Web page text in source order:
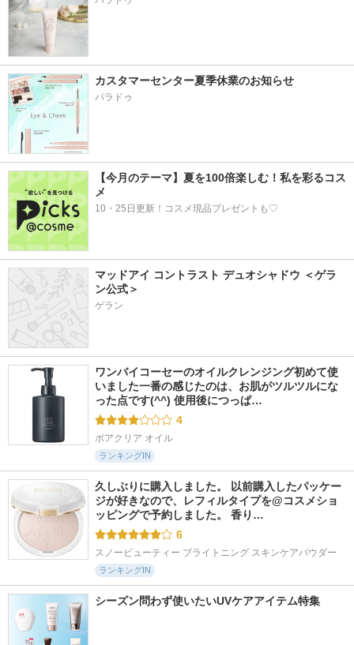
カスタマーセンター夏季休業のお知らせ
パラドゥ
【今月のテーマ】夏を100倍楽しむ！私を彩るコス
メ
10・25日更新！コスメ現品プレゼントも♡
マッドアイ コントラスト デュオシャドウ ＜ゲラ
ン公式＞
ゲラン
ワンバイコーセーのオイルクレンジング初めて使
いました一番の感じたのは、お肌がツルツルにな
った点です(^^) 使用後につっぱ…
4
ポアクリア オイル
ランキングIN
久しぶりに購入しました。 以前購入したパッケー
ジが好きなので、レフィルタイプを@コスメショ
ッピングで予約しました。 香り…
6
スノービューティー ブライトニング スキンケアパウダー
ランキングIN
シーズン問わず使いたいUVケアアイテム特集